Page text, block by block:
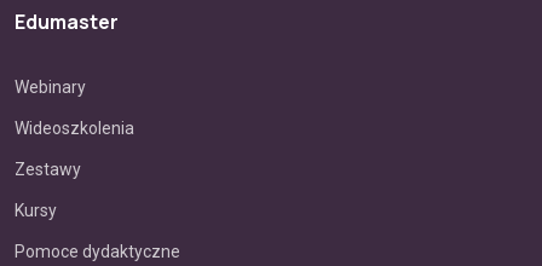
Edumaster
Webinary
Wideoszkolenia
Zestawy
Kursy
Pomoce dydaktyczne